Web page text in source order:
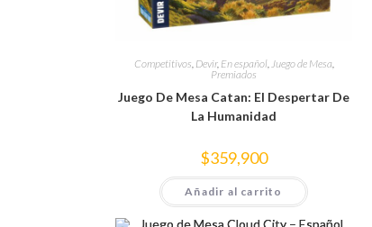
Competitivos Devir, En español, Juego de Mesa
Premiados
Juego De Mesa Catan: El Despertar De
La Humanidad
$359,900
Añadir al carrito